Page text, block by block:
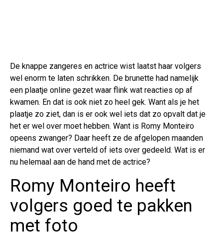
De knappe zangeres en actrice wist laatst haar volgers
wel enorm te laten schrikken. De brunette had namelijk
een plaatje online gezet waar flink wat reacties op af
kwamen. En dat is ook niet zo heel gek. Want als je het
plaatje zo ziet, dan is er ook wel iets dat zo opvalt dat je
het er wel over moet hebben. Want is Romy Monteiro
opeens zwanger? Daar heeft ze de afgelopen maanden
niemand wat over verteld of iets over gedeeld. Wat is er
nu helemaal aan de hand met de actrice?
Romy Monteiro heeft
volgers goed te pakken
met foto